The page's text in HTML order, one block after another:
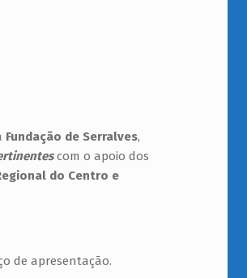
Fundação de Serralves,
com o apoio dos
do Centro e
de apresentação.